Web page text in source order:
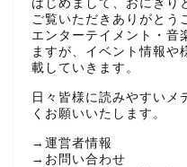
はじめまして、おにぎ
ご覧いただきありがとう
エンターテイメント・音
ますが、イベント情報や
載していきます。
日々皆様に読みやすいメ
くお願いいたします。
→ 運営者情報
→ お問い合わせ